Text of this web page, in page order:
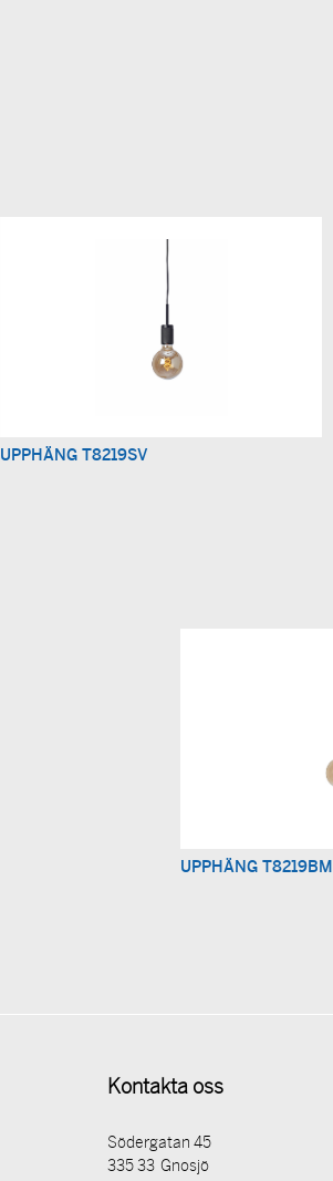
UPPHÄNG T8219SV
UPPHÄNG T8219BM
Kontakta oss
Södergatan 45
335 33 Gnosjö